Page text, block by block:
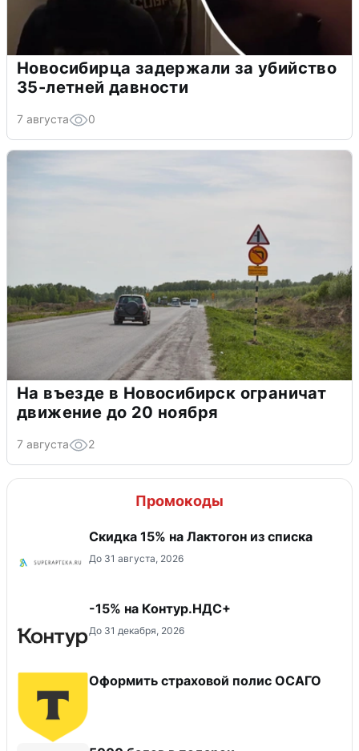
Новосибирца задержали за убийство
35-летней давности
7 августа 0
На въезде в Новосибирск ограничат
движение до 20 ноября
7 августа 2
Промокоды
Скидка 15% на Лактогон из списка
До 31 августа, 2026
-15% на Контур.НДС+
До 31 декабря, 2026
Оформить страховой полис ОСАГО